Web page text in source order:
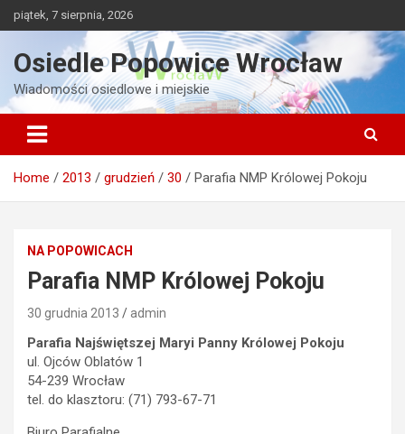
Skip
to
piątek, 7 sierpnia, 2026
Osiedle Popowice Wrocław
Wiadomości osiedlowe i miejskie
Home 2013 grudzień 30 Parafia NMP Królowej Pokoju
NA POPOWICACH
Parafia NMP Królowej Pokoju
30 grudnia 2013 admin
Parafia Najświętszej Maryi Panny Królowej Pokoju
ul. Ojców Oblatów 1
54-239 Wrocław
tel. do klasztoru: (71) 793-67-71